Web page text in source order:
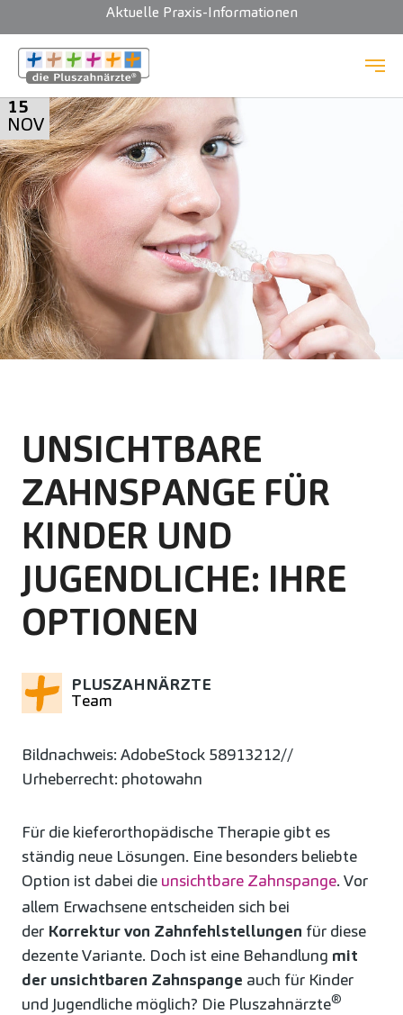
Zum Hauptinhalt springen
Aktuelle Praxis-Informationen
15
NOV
UNSICHTBARE
ZAHNSPANGE FÜR
KINDER UND
JUGENDLICHE: IHRE
OPTIONEN
PLUSZAHNÄRZTE
Team
Bildnachweis: AdobeStock 58913212//
Urheberrecht: photowahn
Für die kieferorthopädische Therapie gibt es
ständig neue Lösungen. Eine besonders beliebte
Option ist dabei die unsichtbare Zahnspange. Vor
allem Erwachsene entscheiden sich bei
der Korrektur von Zahnfehlstellungen für diese
dezente Variante. Doch ist eine Behandlung mit
der unsichtbaren Zahnspange auch für Kinder
und Jugendliche möglich? Die Pluszahnärzte®